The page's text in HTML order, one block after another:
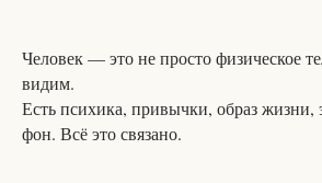
Человек — это не просто физическое
видим.
Есть психика, привычки, образ
фон. Всё это связано.